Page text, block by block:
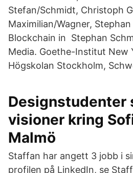
Stefan/Schmidt, Christoph
Maximilian/Wagner,
Blockchain in Stephan
Media. Goethe-Institut New
Högskolan Stockholm,
Designstudenter
visioner kring
Malmö
Staffan har angett 3 jobb i
profilen på LinkedIn, se